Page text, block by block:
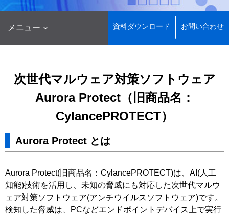
メニュー 資料ダウンロード お問い合わせ
次世代マルウェア対策ソフトウェア
Aurora Protect（旧商品名：
CylancePROTECT）
Aurora Protect とは
Aurora Protect(旧商品名：CylancePROTECT)は、AI(人工
知能)技術を活用し、未知の脅威にも対応した次世代マルウ
ェア対策ソフトウェア(アンチウイルスソフトウェア)です。
検知した脅威は、PCなどエンドポイントデバイス上で実行